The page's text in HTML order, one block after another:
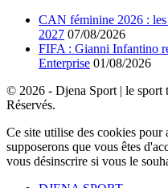
CAN féminine 2026 : les
2027 07/08/2026
FIFA : Gianni Infantino
Enterprise 01/08/2026
© 2026 - Djena Sport | le sport
Réservés.
Ce site utilise des cookies
supposerons que vous êtes
vous désinscrire si vous le